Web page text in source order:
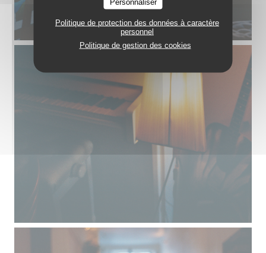
Personnaliser
Politique de protection des données à caractère
personnel
Politique de gestion des cookies